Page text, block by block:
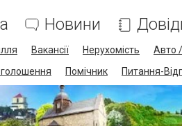
Новини
Вакансії Нерухомість Авто
Помічник Питання-